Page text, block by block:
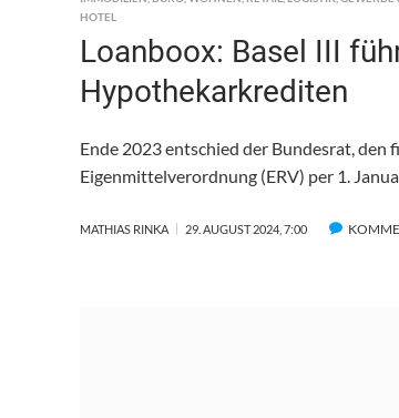
HOTEL
Loanboox: Basel III
Hypothekarkrediten
Ende 2023 entschied der Bundesrat,
Eigenmittelverordnung (ERV) per 1.
MATHIAS RINKA 29. AUGUST 2024, 7:00